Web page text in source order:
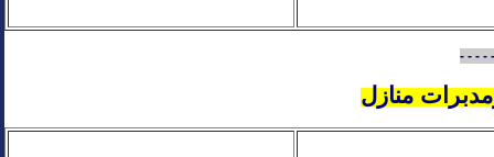
- - - -
منازل